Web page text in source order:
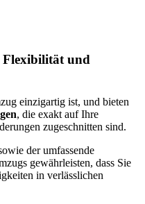
Flexibilität und
einzigartig ist, und bieten
, die exakt auf Ihre
zugeschnitten sind.
der umfassende
gewährleisten, dass Sie
in verlässlichen